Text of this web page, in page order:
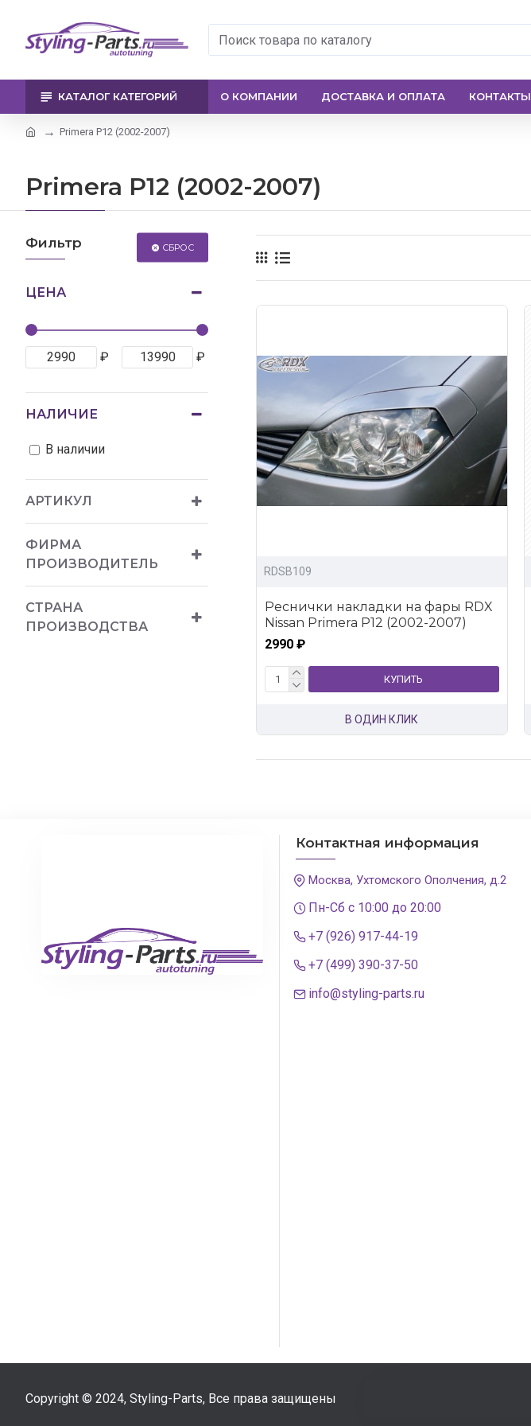
КАТАЛОГ КАТЕГОРИЙ О КОМПАНИИ ДОСТАВКА И ОПЛАТА КОНТАКТЫ
Primera P12 (2002-2007)
Primera P12 (2002-2007)
Фильтр СБРОС
ЦЕНА
₽ ₽
АРТИКУЛ
ФИРМА
ПРОИЗВОДИТЕЛЬ
СТРАНА
ПРОИЗВОДСТВА
НАЛИЧИЕ
В наличии
RDSB109
Реснички накладки на фары RDX
Nissan Primera P12 (2002-2007)
2990 ₽
КУПИТЬ
В ОДИН КЛИК
Контактная информация
Москва, Ухтомского Ополчения, д.2
Пн-Сб с 10:00 до 20:00
+7 (926) 917-44-19
+7 (499) 390-37-50
info@styling-parts.ru
Copyright © 2024, Styling-Parts, Все права защищены